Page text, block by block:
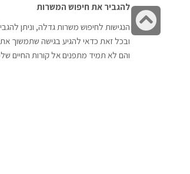
להגביר את חיפוש המשרות
הנגישות לחיפוש משרות גדלה, וניתן
ובכל זאת כדאי להגיע בגישה שתמשוך
והם לא תמיד מתפנים אל קורות החיים
גלילה
לראש
העמוד